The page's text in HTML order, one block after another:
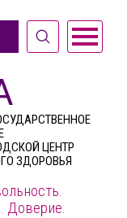
ЦЕНТР
ЗДОРОВЬЯ
Доверие.